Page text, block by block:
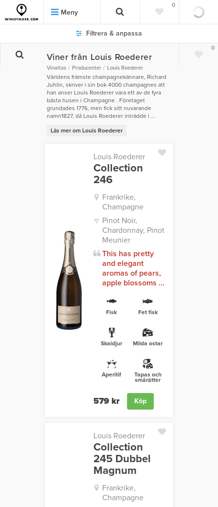
Meny
0
0
Filtrera & anpassa
Viner från Louis Roederer
Vinatlas Producenter Louis Roederer
Världens främste champagnekännare, Richard
Juhlin, skriver i sin bok 4000 champagnes att
han anser Louis Roederer vara ett av de fyra
bästa husen i Champagne . Företaget
grundades 1776, men fick sitt nuvarande
namn1827, då Louis Roederer inträdde i ...
Läs mer om Louis Roederer
Louis Roederer
Collection
246
Frankrike,
Champagne
Pinot Noir,
Chardonnay, Pinot
Meunier
This has pretty
and elegant
aromas of pears,
apple blossoms ...
Fisk Fet fisk
Skaldjur Milda ostar
Aperitif Tapas och
smårätter
579 kr Köp
Louis Roederer
Collection
245 Dubbel
Magnum
Frankrike,
Champagne